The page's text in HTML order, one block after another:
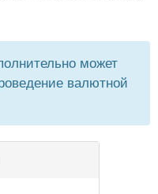
может
валютной